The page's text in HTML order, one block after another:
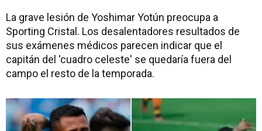
La grave lesión de Yoshimar Yotún preocupa a
Sporting Cristal. Los desalentadores resultados de
sus exámenes médicos parecen indicar que el
capitán del 'cuadro celeste' se quedaría fuera del
campo el resto de la temporada.